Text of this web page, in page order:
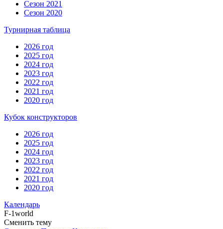
Сезон 2021
Сезон 2020
Турнирная таблица
2026 год
2025 год
2024 год
2023 год
2022 год
2021 год
2020 год
Кубок конструкторов
2026 год
2025 год
2024 год
2023 год
2022 год
2021 год
2020 год
Календарь
F-1world
Сменить тему